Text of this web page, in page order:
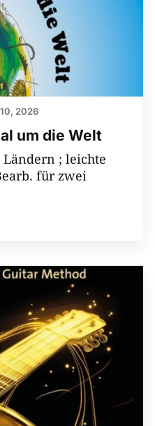
um die Welt
2026
Ländern ; leichte
für zwei